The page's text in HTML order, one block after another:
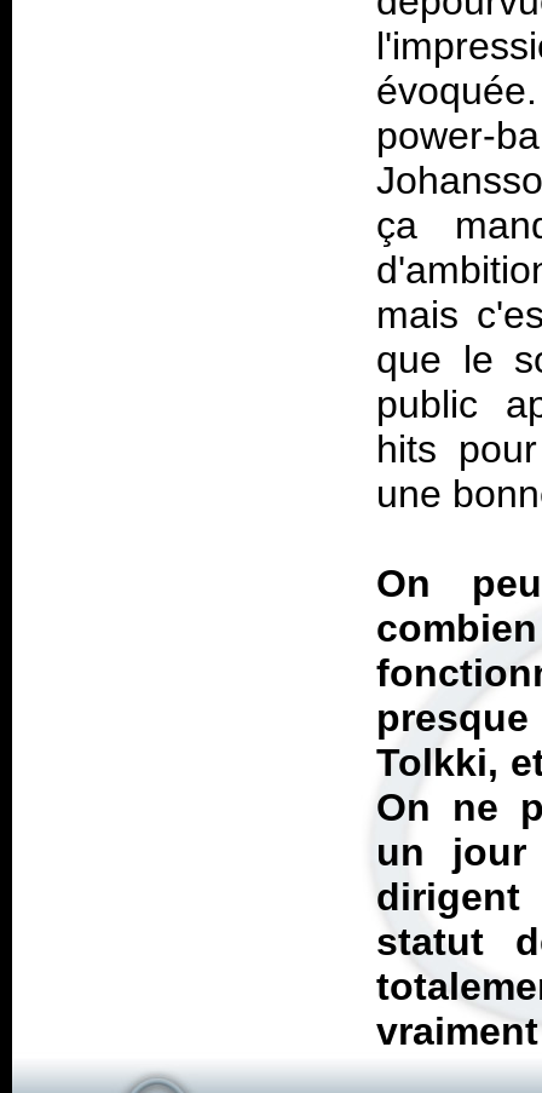
power-
ça
mais
que le
public
hits
une
On
Tolkki,
On ne
un
dirigent
statut